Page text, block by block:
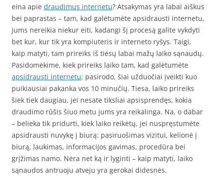
eina apie draudimus internetu? Atsakymas yra labai aiškus
bei paprastas – tam, kad galėtumėte apsidrausti internetu,
jums nereikia niekur eiti, kadangi šį procesą galite vykdyti
bet kur, kur tik yra kompiuteris ir interneto ryšys. Taigi,
kaip matyti, tam prireiks iš tiesų labai mažų laiko sąnaudų.
Pasidomėkime, kiek prireiks laiko tam, kad galėtumėte
apsidrausti internetu: pasirodo, šiai užduočiai įveikti kuo
puikiausiai pakanka vos 10 minučių. Tiesa, laiko prireiks
šiek tiek daugiau, jei nesate tiksliai apsisprendęs, kokia
draudimo rūšis šiuo metu jums yra reikalinga. Na, o dabar
– belieka tik pridurti, kiek laiko reikėtų, jei nuspręstumėte
apsidrausti nuvykę į biurą: pasiruošimas vizitui, kelionė į
biurą, laukimas, informacijos gavimas, procedūra bei
grįžimas namo. Nėra net ką ir lyginti – kaip matyti, laiko
sąnaudos antruoju atveju yra gerokai didesnės.